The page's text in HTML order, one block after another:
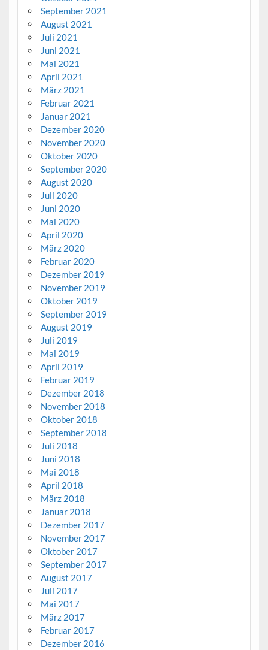
September 2021
August 2021
Juli 2021
Juni 2021
Mai 2021
April 2021
März 2021
Februar 2021
Januar 2021
Dezember 2020
November 2020
Oktober 2020
September 2020
August 2020
Juli 2020
Juni 2020
Mai 2020
April 2020
März 2020
Februar 2020
Dezember 2019
November 2019
Oktober 2019
September 2019
August 2019
Juli 2019
Mai 2019
April 2019
Februar 2019
Dezember 2018
November 2018
Oktober 2018
September 2018
Juli 2018
Juni 2018
Mai 2018
April 2018
März 2018
Januar 2018
Dezember 2017
November 2017
Oktober 2017
September 2017
August 2017
Juli 2017
Mai 2017
März 2017
Februar 2017
Dezember 2016